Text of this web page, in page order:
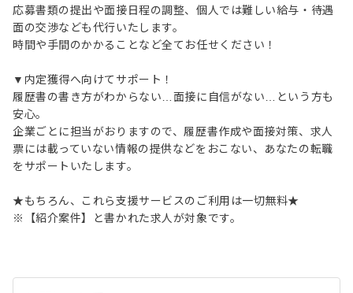
応募書類の提出や面接日程の調整、個人では難しい給与・待遇
面の交渉なども代行いたします。
時間や手間のかかることなど全てお任せください！
▼内定獲得へ向けてサポート！
履歴書の書き方がわからない…面接に自信がない…という方も
安心。
企業ごとに担当がおりますので、履歴書作成や面接対策、求人
票には載っていない情報の提供などをおこない、あなたの転職
をサポートいたします。
★もちろん、これら支援サービスのご利用は一切無料★
※【紹介案件】と書かれた求人が対象です。